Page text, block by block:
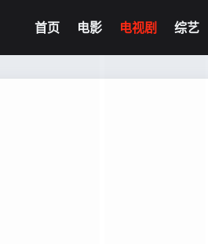
首页 电影 电视剧 综艺